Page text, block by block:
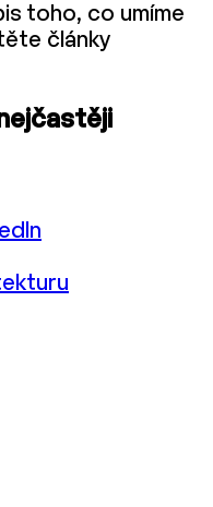
toho, co umíme
články